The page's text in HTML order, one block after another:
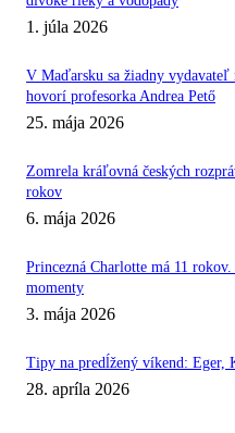
1. júla 2026
V Maďarsku sa žiadny
hovorí profesorka Andrea Pető
25. mája 2026
Zomrela kráľovná českých
rokov
6. mája 2026
Princezná Charlotte má 11
momenty
3. mája 2026
Tipy na predĺžený víkend: Eger,
28. apríla 2026